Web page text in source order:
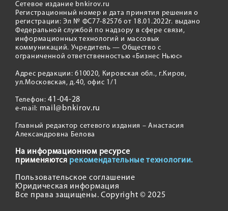
Сетевое издание bnkirov.ru
Регистрационный номер и дата принятия решения о
регистрации: Эл № ФС77-82576 от 18.01.2022г. выдано
Федеральной службой по надзору в сфере связи,
информационных технологий и массовых
коммуникаций. Учредитель — Общество с
ограниченной ответственностью «Бизнес Ньюс»
Адрес редакции: 610020, Кировская обл., г.Киров,
ул.Московская, д.40, офис 1/1
Телефон:41-04-28
e-mail: mail@bnkirov.ru
Главный редактор сетевого издания – Анастасия
Александровна Белова
На информационном ресурсе
применяются рекомендательные технологии.
Пользовательское соглашение
Юридическая информация
Все права защищены. Copyright © 2025